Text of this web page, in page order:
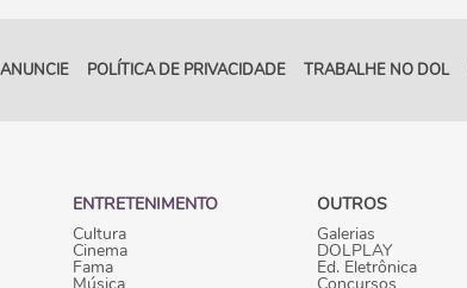
ANUNCIE POLÍTICA DE PRIVACIDADE TRABALHE NO DOL
ENTRETENIMENTO
Cultura
Cinema
Fama
Música
OUTROS
Galerias
DOLPLAY
Ed. Eletrônica
Concursos